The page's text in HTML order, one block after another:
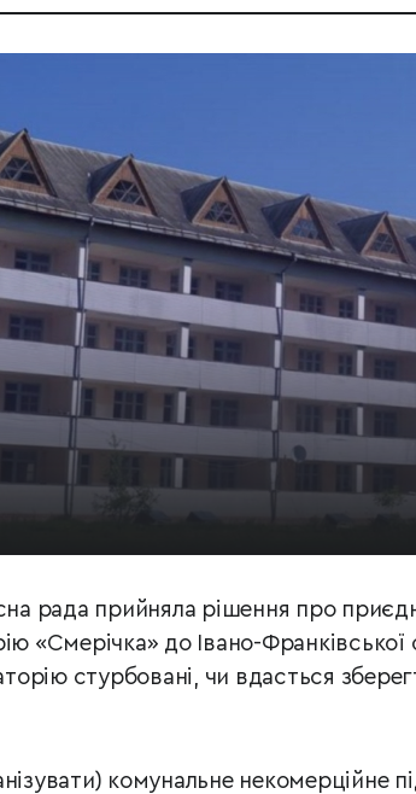
рада прийняла рішення про
«Смерічка» до Івано-Франківської
стурбовані, чи вдасться
комунальне некомерційне